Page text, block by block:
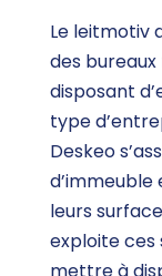
Le leitmotiv
des
disposant
type
Deskeo
leurs
exploite ces
mettre à